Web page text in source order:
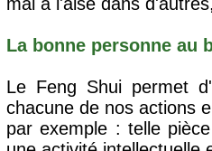
La bonne personne au
Le Feng Shui permet
chacune de nos actions
par exemple : telle